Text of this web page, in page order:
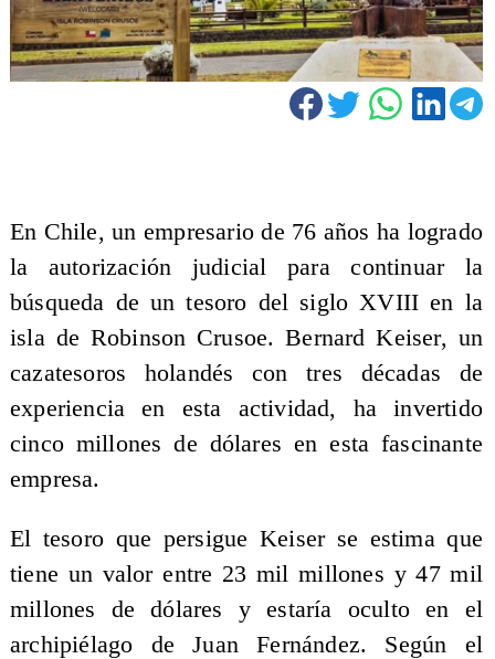
En Chile, un empresario de 76 años ha logrado
la autorización judicial para continuar la
búsqueda de un tesoro del siglo XVIII en la
isla de Robinson Crusoe. Bernard Keiser, un
cazatesoros holandés con tres décadas de
experiencia en esta actividad, ha invertido
cinco millones de dólares en esta fascinante
empresa.
El tesoro que persigue Keiser se estima que
tiene un valor entre 23 mil millones y 47 mil
millones de dólares y estaría oculto en el
archipiélago de Juan Fernández. Según el